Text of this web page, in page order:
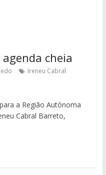
cheia
Ireneu Cabral
a Região Autónoma
Cabral Barreto,